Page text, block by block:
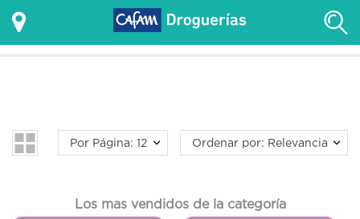
Por Página: 12 Ordenar por: Relevancia
Los mas vendidos de la categoría